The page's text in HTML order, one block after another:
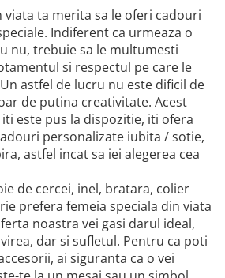
viata ta merita sa le oferi cadouri
Indiferent ca urmeaza o
nu, trebuie sa le multumesti
si respectul pe care le
astfel de lucru nu este dificil de
de putina creativitate. Acest
este pus la dispozitie, iti ofera
personalizate iubita / sotie,
astfel incat sa iei alegerea cea
de cercei, inel, bratara, colier
prefera femeia speciala din viata
noastra vei gasi darul ideal,
dar si sufletul. Pentru ca poti
ai siguranta ca o vei